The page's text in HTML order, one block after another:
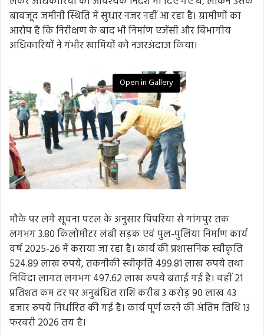
बावजूद जमीनी स्थिति में सुधार नजर नहीं आ रहा है। ग्रामीणों का
आरोप है कि निरीक्षण के बाद भी निर्माण एजेंसी और विभागीय
अधिकारियों ने गंभीर खामियों को नजरअंदाज किया।
Open in Gallery
मौके पर लगे सूचना पटल के अनुसार पिपरिया से गांगपुर तक
लगभग 3.80 किलोमीटर लंबी सड़क एवं पुल-पुलिया निर्माण कार्य
वर्ष 2025-26 में कराया जा रहा है। कार्य की प्रशासनिक स्वीकृति
524.89 लाख रुपये, तकनीकी स्वीकृति 499.81 लाख रुपये तथा
निविदा लागत लगभग 497.62 लाख रुपये बताई गई है। वहीं 21
प्रतिशत कम दर पर अनुबंधित राशि करीब 3 करोड़ 90 लाख 43
हजार रुपये निर्धारित की गई है। कार्य पूर्ण करने की अंतिम तिथि 13
फरवरी 2026 तय है।